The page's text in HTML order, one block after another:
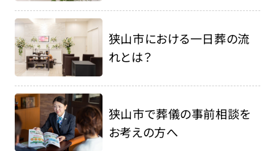
狭山市における一日葬の流
れとは？
狭山市で葬儀の事前相談を
お考えの方へ